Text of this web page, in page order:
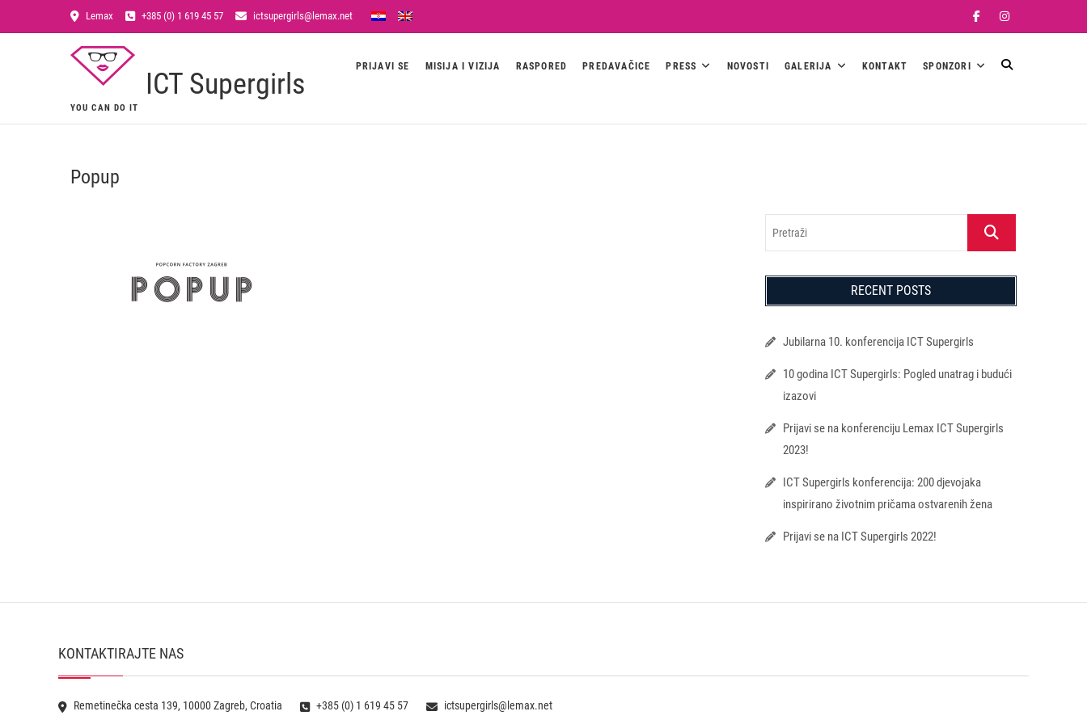
Lemax +385 (0) 1 619 45 57 ictsupergirls@lemax.net FacebookInstagram
ICT Supergirls
YOU CAN DO IT
PRIJAVI SE MISIJA I VIZIJA RASPORED PREDAVAČICE PRESS NOVOSTI GALERIJA KONTAKT SPONZORI
Popup
Pretraži
RECENT POSTS
Jubilarna 10. konferencija ICT Supergirls
10 godina ICT Supergirls: Pogled unatrag i budući
izazovi
Prijavi se na konferenciju Lemax ICT Supergirls
2023!
ICT Supergirls konferencija: 200 djevojaka
inspirirano životnim pričama ostvarenih žena
Prijavi se na ICT Supergirls 2022!
KONTAKTIRAJTE NAS
Remetinečka cesta 139, 10000 Zagreb, Croatia +385 (0) 1 619 45 57 ictsupergirls@lemax.net